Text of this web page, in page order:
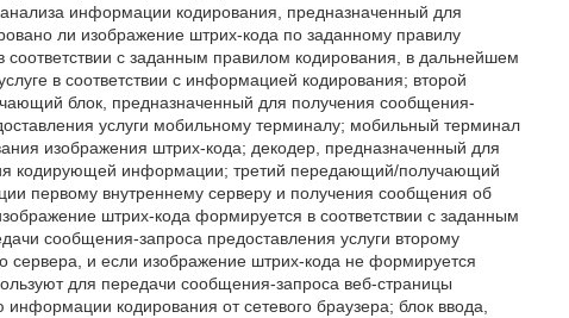
информации кодирования, предназначенный для
ли изображение штрих-кода по заданному правилу
с заданным правилом кодирования, в дальнейшем
в соответствии с информацией кодирования; второй
блок, предназначенный для получения сообщения-
услуги мобильному терминалу; мобильный терминал
изображения штрих-кода; декодер, предназначенный для
кодирующей информации; третий передающий/получающий
первому внутреннему серверу и получения сообщения об
штрих-кода формируется в соответствии с заданным
сообщения-запроса предоставления услуги второму
сервера, и если изображение штрих-кода не формируется
для передачи сообщения-запроса веб-страницы
кодирования от сетевого браузера; блок ввода,